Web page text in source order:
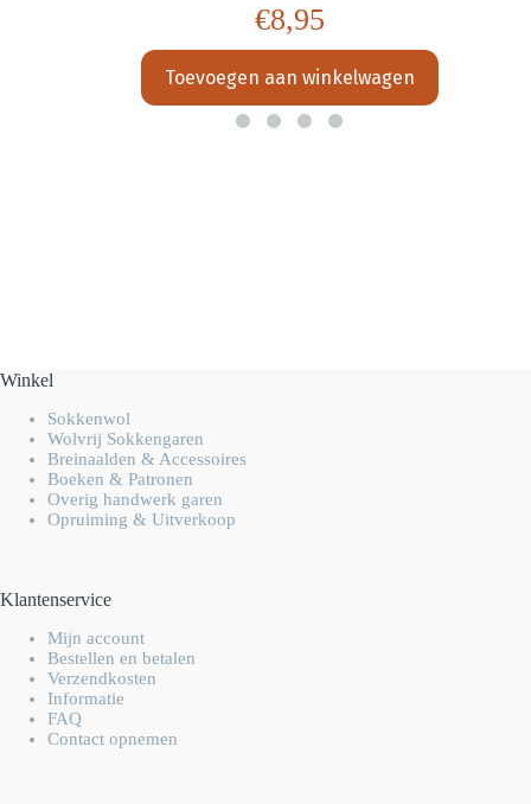
€8,95
Toevoegen aan winkelwagen
Winkel
Sokkenwol
Wolvrij Sokkengaren
Breinaalden & Accessoires
Boeken & Patronen
Overig handwerk garen
Opruiming & Uitverkoop
Klantenservice
Mijn account
Bestellen en betalen
Verzendkosten
Informatie
FAQ
Contact opnemen